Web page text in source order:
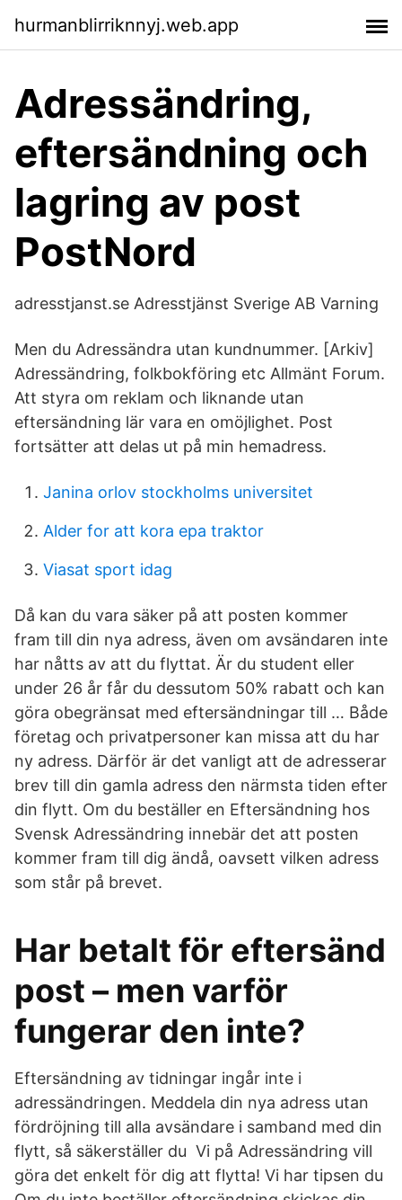
hurmanblirriknnyj.web.app
Adressändring,
eftersändning och
lagring av post
PostNord
adresstjanst.se Adresstjänst Sverige AB Varning
Men du Adressändra utan kundnummer. [Arkiv]
Adressändring, folkbokföring etc Allmänt Forum.
Att styra om reklam och liknande utan
eftersändning lär vara en omöjlighet. Post
fortsätter att delas ut på min hemadress.
Janina orlov stockholms universitet
Alder for att kora epa traktor
Viasat sport idag
Då kan du vara säker på att posten kommer
fram till din nya adress, även om avsändaren inte
har nåtts av att du flyttat. Är du student eller
under 26 år får du dessutom 50% rabatt och kan
göra obegränsat med eftersändningar till … Både
företag och privatpersoner kan missa att du har
ny adress. Därför är det vanligt att de adresserar
brev till din gamla adress den närmsta tiden efter
din flytt. Om du beställer en Eftersändning hos
Svensk Adressändring innebär det att posten
kommer fram till dig ändå, oavsett vilken adress
som står på brevet.
Har betalt för eftersänd
post – men varför
fungerar den inte?
Eftersändning av tidningar ingår inte i
adressändringen. Meddela din nya adress utan
fördröjning till alla avsändare i samband med din
flytt, så säkerställer du Vi på Adressändring vill
göra det enkelt för dig att flytta! Vi har tipsen du